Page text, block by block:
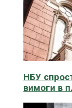
НБУ
вимоги в